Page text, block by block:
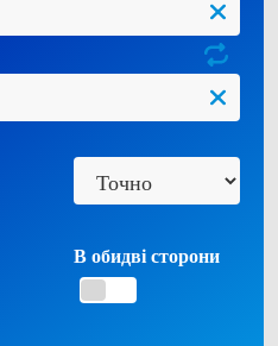
В обидві сторони